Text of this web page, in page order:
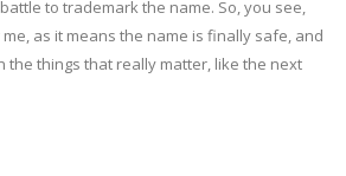
to trademark the name. So, you see,
as it means the name is finally safe, and
the things that really matter, like the next